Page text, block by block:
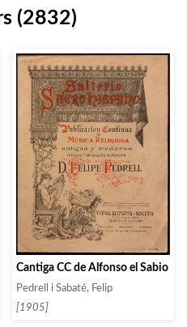
(2832)
Cantiga CC de Alfonso el Sabio
Pedrell i Sabaté, Felip
[1905]